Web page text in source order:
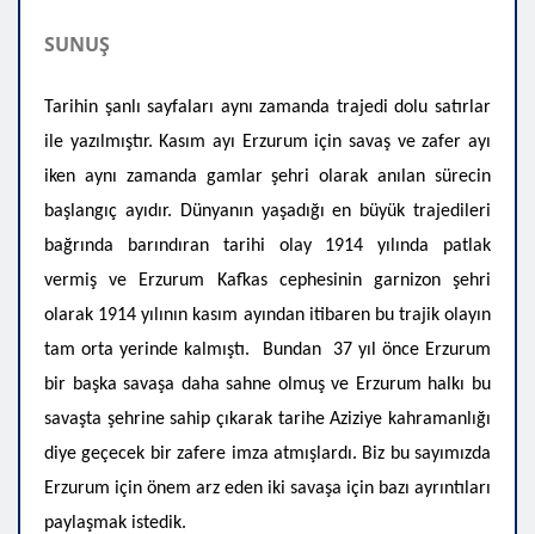
SUNUŞ
Tarihin şanlı sayfaları aynı zamanda trajedi dolu satırlar
ile yazılmıştır. Kasım ayı Erzurum için savaş ve zafer ayı
iken aynı zamanda gamlar şehri olarak anılan sürecin
başlangıç ayıdır. Dünyanın yaşadığı en büyük trajedileri
bağrında barındıran tarihi olay 1914 yılında patlak
vermiş ve Erzurum Kafkas cephesinin garnizon şehri
olarak 1914 yılının kasım ayından itibaren bu trajik olayın
tam orta yerinde kalmıştı. Bundan 37 yıl önce Erzurum
bir başka savaşa daha sahne olmuş ve Erzurum halkı bu
savaşta şehrine sahip çıkarak tarihe Aziziye kahramanlığı
diye geçecek bir zafere imza atmışlardı. Biz bu sayımızda
Erzurum için önem arz eden iki savaşa için bazı ayrıntıları
paylaşmak istedik.